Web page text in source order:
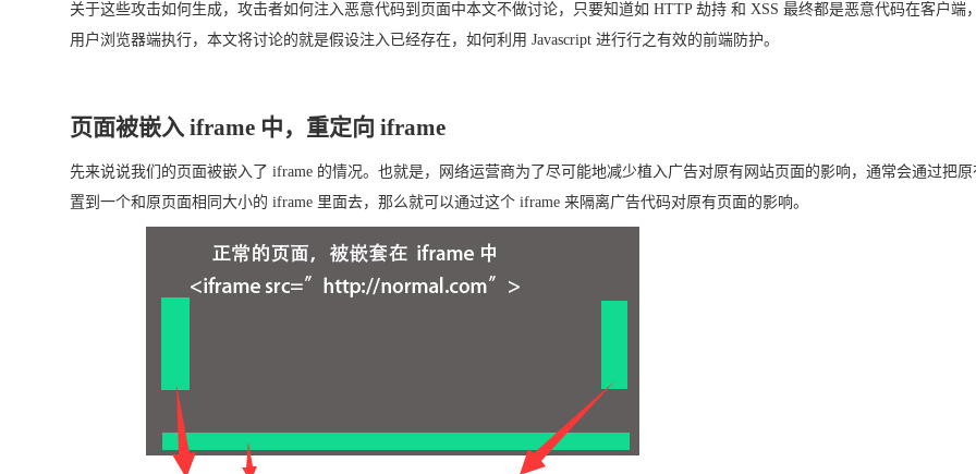
关于这些攻击如何生成，攻击者如何注入恶意代码到页面中本文不做讨论，只要知道如 HTTP 劫持 和 XSS 最终都是恶意代码在客户端
用户浏览器端执行，本文将讨论的就是假设注入已经存在，如何利用 Javascript 进行行之有效的前端防护。
页面被嵌入 iframe 中，重定向 iframe
先来说说我们的页面被嵌入了 iframe 的情况。也就是，网络运营商为了尽可能地减少植入广告对原有网站页面的影响，通常会通过把
置到一个和原页面相同大小的 iframe 里面去，那么就可以通过这个 iframe 来隔离广告代码对原有页面的影响。